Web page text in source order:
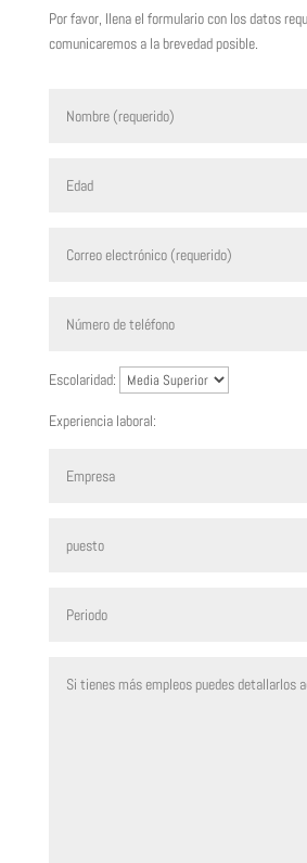
Por favor, llena el formulario con los datos
comunicaremos a la brevedad posible.
Escolaridad:
Experiencia laboral: